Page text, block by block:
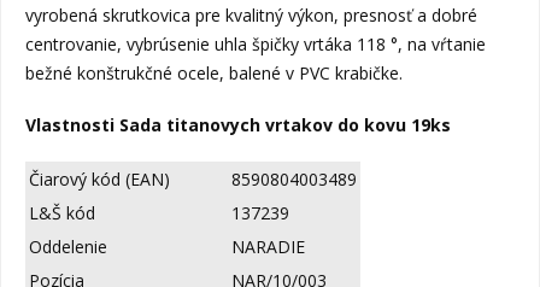
vyrobená skrutkovica pre kvalitný výkon, presnosť a dobré
centrovanie, vybrúsenie uhla špičky vrtáka 118 °, na vŕtanie
bežné konštrukčné ocele, balené v PVC krabičke.
Vlastnosti Sada titanovych vrtakov do kovu 19ks
Čiarový kód (EAN)
8590804003489
L&Š kód
137239
Oddelenie
NARADIE
Pozícia
NAR/10/003